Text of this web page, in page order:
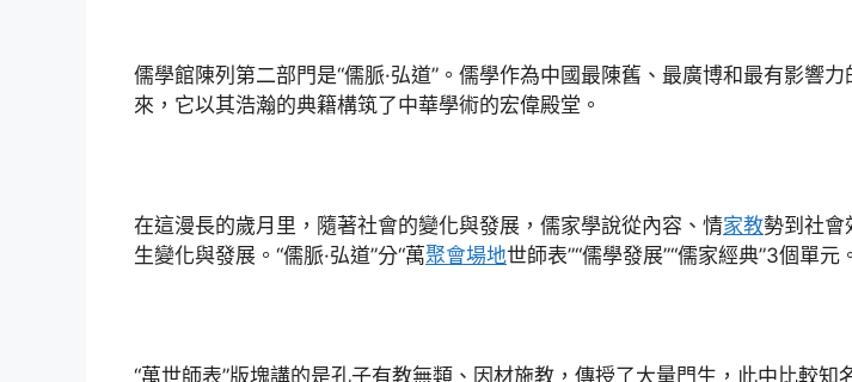
儒學館陳列第二部門是“儒脈·弘道”。儒學作為中國最陳舊、最廣博和最有影響
來，它以其浩瀚的典籍構筑了中華學術的宏偉殿堂。
在這漫長的歲月里，隨著社會的變化與發展，儒家學說從內容、情家教勢到社會
生變化與發展。“儒脈·弘道”分“萬聚會場地世師表”“儒學發展”“儒家經典”3個單元。
“萬世師表”版塊講的是孔子有教無類、因材施教，傳授了大量門生，此中比較知